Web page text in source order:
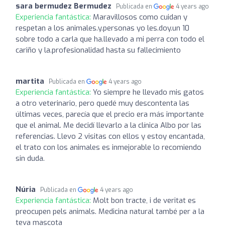
sara bermudez Bermudez Publicada en 4 years ago
Experiencia fantástica: Maravillosos como cuidan y
respetan a los animales.y.personas yo les.doy.un 10
sobre todo a carla que ha.llevado a mi perra con todo el
cariño y la.profesionalidad hasta su fallecimiento
martita Publicada en 4 years ago
Experiencia fantástica: Yo siempre he llevado mis gatos
a otro veterinario, pero quedé muy descontenta las
últimas veces, parecía que el precio era más importante
que el animal. Me decidí llevarlo a la clínica Albo por las
referencias. Llevo 2 visitas con ellos y estoy encantada,
el trato con los animales es inmejorable lo recomiendo
sin duda.
Núria Publicada en 4 years ago
Experiencia fantástica: Molt bon tracte, i de veritat es
preocupen pels animals. Medicina natural també per a la
teva mascota